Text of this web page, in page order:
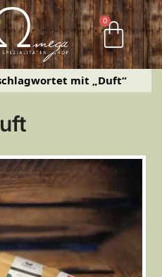
0
mit „Duft“